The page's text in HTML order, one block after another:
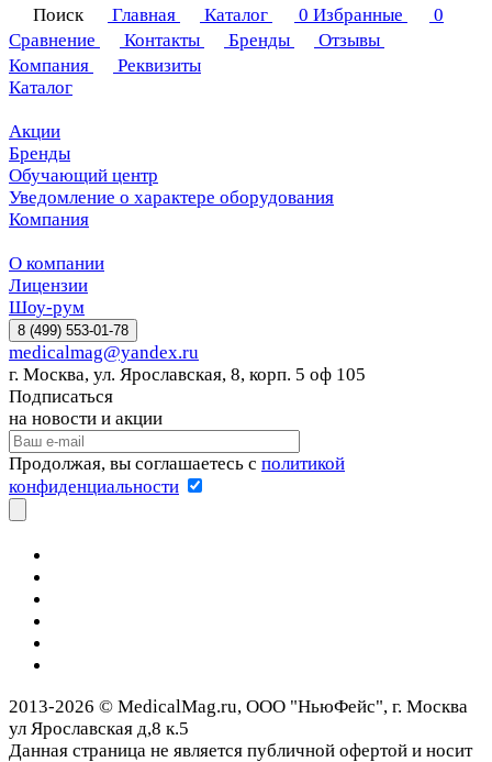
Поиск
Главная Каталог 0 Избранные
0
Сравнение
Контакты Бренды
Отзывы
Компания
Реквизиты
Каталог
Акции
Бренды
Обучающий центр
Уведомление о характере оборудования
Компания
О компании
Лицензии
Шоу-рум
8 (499) 553-01-78
medicalmag@yandex.ru
г. Москва, ул. Ярославская, 8, корп. 5 оф 105
Подписаться
на новости и акции
Продолжая, вы соглашаетесь с политикой
конфиденциальности
2013-2026 © MedicalMag.ru, ООО "НьюФейс", г. Москва
ул Ярославская д,8 к.5
Данная страница не является публичной офертой и носит